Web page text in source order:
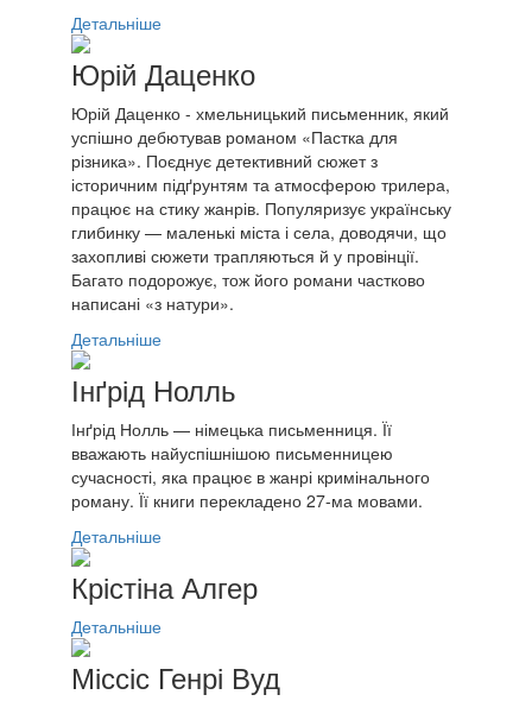
Детальніше
Юрій Даценко
Юрій Даценко - хмельницький письменник, який
успішно дебютував романом «Пастка для
різника». Поєднує детективний сюжет з
історичним підґрунтям та атмосферою трилера,
працює на стику жанрів. Популяризує українську
глибинку — маленькі міста і села, доводячи, що
захопливі сюжети трапляються й у провінції.
Багато подорожує, тож його романи частково
написані «з натури».
Детальніше
Інґрід Нолль
Інґрід Нолль — німецька письменниця. Її
вважають найуспішнішою письменницею
сучасності, яка працює в жанрі кримінального
роману. Її книги перекладено 27-ма мовами.
Детальніше
Крістіна Алгер
Детальніше
Міссіс Генрі Вуд